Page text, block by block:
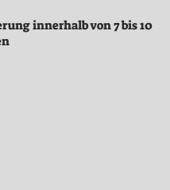
innerhalb von 7 bis 10